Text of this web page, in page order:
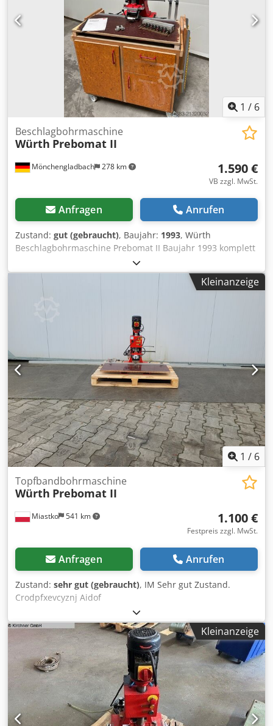
1 / 6
Mönchengladbach 278 km
Beschlagbohrmaschine
Würth Prebomat II
1.590 €
VB zzgl. MwSt.
Anfragen Anrufen
Zustand: gut (gebraucht), Baujahr: 1993, Würth
Beschlagbohrmaschine Prebomat II Baujahr 1993 komplett
in Standardausführung mit: Codpfxoymynye Aidorf
Vollautomatischer Pneumatiksteuerung entsprechend GS-
Prüfung, Ölbremse und Rückhubbegrenzung für
Lochreihenbohrungen, elektrischer Aussetzbetrieb Motor
0,75 KW, 400 V, 1 Anschlaglineal 900 mm 2
Verlängerungslineale von 1,25 m auf 2,5 m 4
Schwenkanschläge Arbeitsplatte 1000 x 430 mm 4-
Spindelbohrkopf mit Einpressbügel Teilung 25/5,5/32 mm
7-Spindelbohrkopf für Lochreihe, Teilung 32 mm mit
integrierten Absteckstiften
Kleinanzeige
1 / 6
Miastko 541 km
Topfbandbohrmaschine
Würth Prebomat II
1.100 €
Festpreis zzgl. MwSt.
Anfragen Anrufen
Zustand: sehr gut (gebraucht), IM Sehr gut Zustand.
Crodpfxevcyznj Aidof
Kleinanzeige